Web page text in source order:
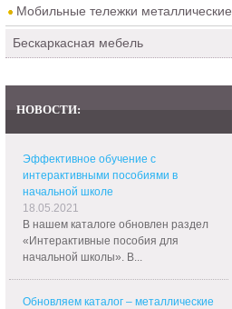
Мобильные тележки металлические
Бескаркасная мебель
НОВОСТИ:
Эффективное обучение с
интерактивными пособиями в
начальной школе
18.05.2021
В нашем каталоге обновлен раздел
«Интерактивные пособия для
начальной школы». В...
Обновляем каталог – металлические